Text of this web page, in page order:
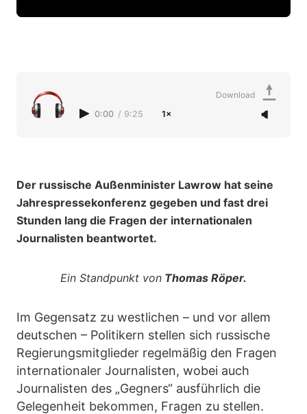
0:00 / 9:25 1×
Download
Der russische Außenminister Lawrow hat seine
Jahrespressekonferenz gegeben und fast drei
Stunden lang die Fragen der internationalen
Journalisten beantwortet.
Ein Standpunkt von Thomas Röper.
Im Gegensatz zu westlichen – und vor allem
deutschen – Politikern stellen sich russische
Regierungsmitglieder regelmäßig den Fragen
internationaler Journalisten, wobei auch
Journalisten des „Gegners“ ausführlich die
Gelegenheit bekommen, Fragen zu stellen.